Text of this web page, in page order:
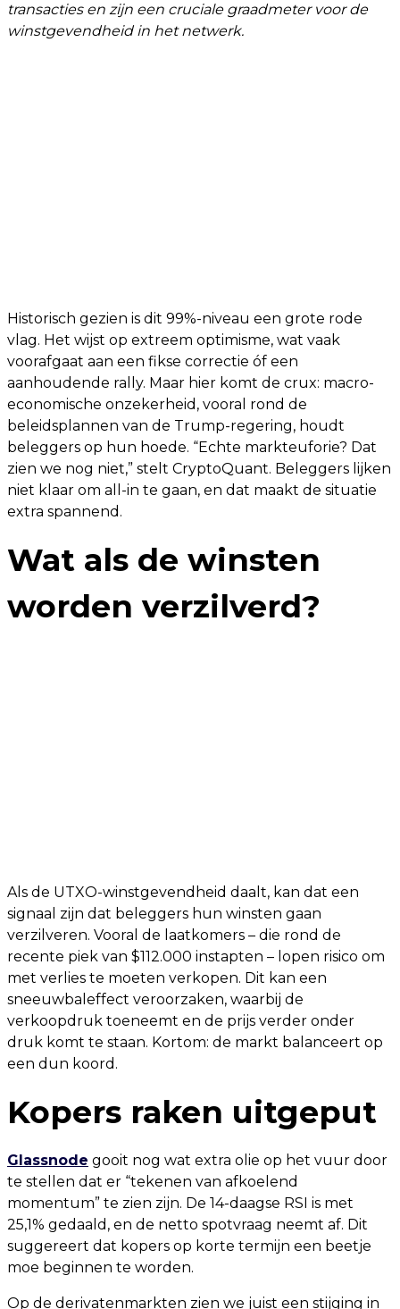
transacties en zijn een cruciale graadmeter voor de
winstgevendheid in het netwerk.
Historisch gezien is dit 99%-niveau een grote rode
vlag. Het wijst op extreem optimisme, wat vaak
voorafgaat aan een fikse correctie óf een
aanhoudende rally. Maar hier komt de crux: macro-
economische onzekerheid, vooral rond de
beleidsplannen van de Trump-regering, houdt
beleggers op hun hoede. “Echte markteuforie? Dat
zien we nog niet,” stelt CryptoQuant. Beleggers lijken
niet klaar om all-in te gaan, en dat maakt de situatie
extra spannend.
Wat als de winsten
worden verzilverd?
Als de UTXO-winstgevendheid daalt, kan dat een
signaal zijn dat beleggers hun winsten gaan
verzilveren. Vooral de laatkomers – die rond de
recente piek van $112.000 instapten – lopen risico om
met verlies te moeten verkopen. Dit kan een
sneeuwbaleffect veroorzaken, waarbij de
verkoopdruk toeneemt en de prijs verder onder
druk komt te staan. Kortom: de markt balanceert op
een dun koord.
Kopers raken uitgeput
Glassnode gooit nog wat extra olie op het vuur door
te stellen dat er “tekenen van afkoelend
momentum” te zien zijn. De 14-daagse RSI is met
25,1% gedaald, en de netto spotvraag neemt af. Dit
suggereert dat kopers op korte termijn een beetje
moe beginnen te worden.
Op de derivatenmarkten zien we juist een stijging in